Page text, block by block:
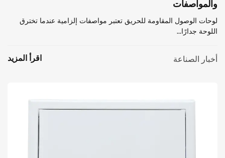
والمواصفات
لوحات الوصول المقاومة للحريق تعتبر مواصفات إلزامية عندما تخترق
اللوحة جدارًا...
أخبار الصناعة اقرأ المزيد